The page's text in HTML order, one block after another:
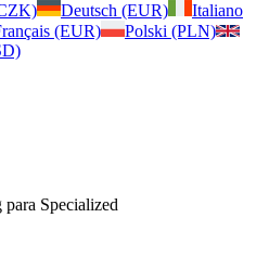
Deutsch (EUR)
Italiano
(EUR)
Polski (PLN)
Specialized